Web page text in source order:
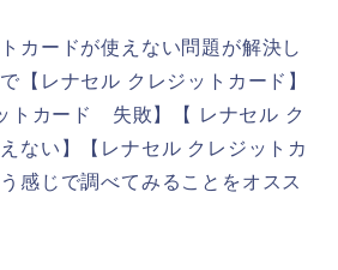
カードが使えない問題が解決し
【レナセル クレジットカード】
トカード 失敗】【 レナセル ク
ない】【レナセル クレジットカ
感じで調べてみることをオスス